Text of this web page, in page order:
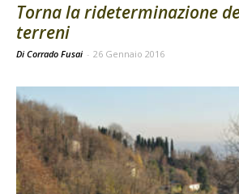
Torna la rideterminazione
terreni
Di Corrado Fusai - 26 Gennaio 2016